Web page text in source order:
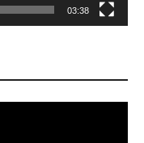
03:38